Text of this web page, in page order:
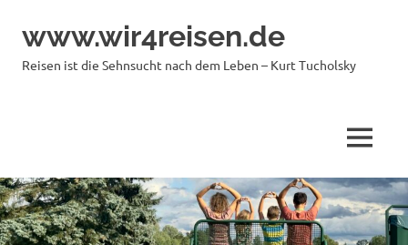
Inhaltwww.wir4reisen.de
Reisen ist die Sehnsucht nach dem Leben – Kurt Tucholsky
MENÜ